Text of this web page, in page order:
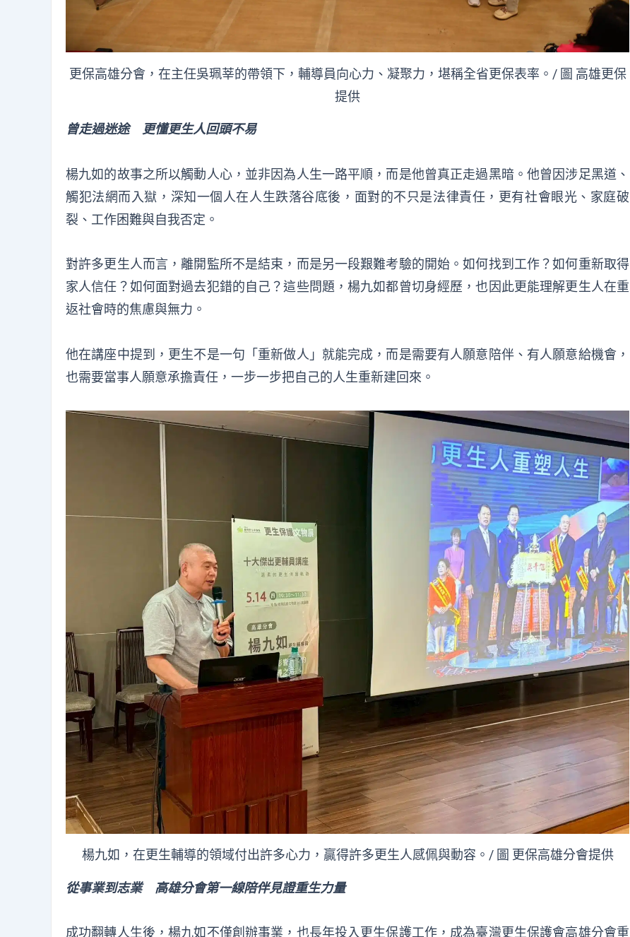
更保高雄分會，在主任吳珮莘的帶領下，輔導員向心力、凝聚力，堪稱全省更保表率。/ 圖 高雄更保
提供
曾走過迷途 更懂更生人回頭不易
楊九如的故事之所以觸動人心，並非因為人生一路平順，而是他曾真正走過黑暗。他曾因涉足黑道、
觸犯法網而入獄，深知一個人在人生跌落谷底後，面對的不只是法律責任，更有社會眼光、家庭破
裂、工作困難與自我否定。
對許多更生人而言，離開監所不是結束，而是另一段艱難考驗的開始。如何找到工作？如何重新取得
家人信任？如何面對過去犯錯的自己？這些問題，楊九如都曾切身經歷，也因此更能理解更生人在重
返社會時的焦慮與無力。
他在講座中提到，更生不是一句「重新做人」就能完成，而是需要有人願意陪伴、有人願意給機會，
也需要當事人願意承擔責任，一步一步把自己的人生重新建回來。
楊九如，在更生輔導的領域付出許多心力，贏得許多更生人感佩與動容。/ 圖 更保高雄分會提供
從事業到志業 高雄分會第一線陪伴見證重生力量
成功翻轉人生後，楊九如不僅創辦事業，也長年投入更生保護工作，成為臺灣更生保護會高雄分會重